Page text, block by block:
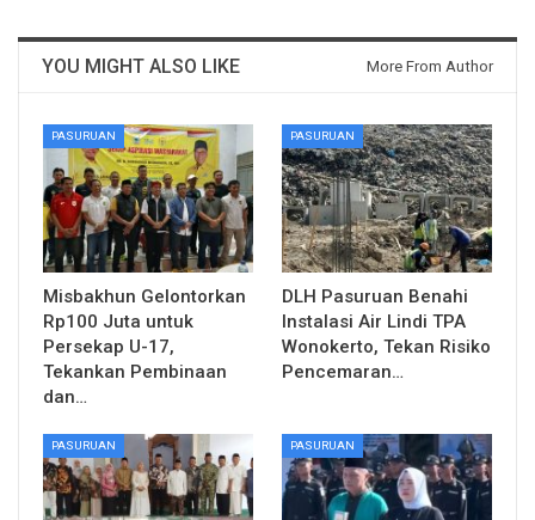
YOU MIGHT ALSO LIKE More From Author
PASURUAN
Misbakhun Gelontorkan
Rp100 Juta untuk
Persekap U-17,
Tekankan Pembinaan
dan…
PASURUAN
DLH Pasuruan Benahi
Instalasi Air Lindi TPA
Wonokerto, Tekan Risiko
Pencemaran…
PASURUAN PASURUAN